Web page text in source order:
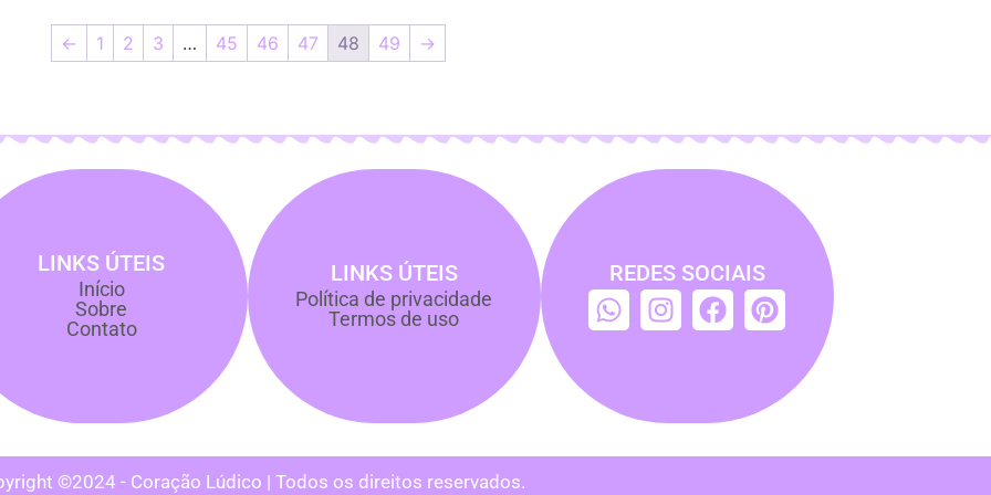
← 1 2 3 … 45 46 47 48 49 →
LINKS ÚTEIS
Início
Sobre
Contato
LINKS ÚTEIS
Política de privacidade
Termos de uso
REDES SOCIAIS
©2024 - Coração Lúdico | Todos os direitos reservados.